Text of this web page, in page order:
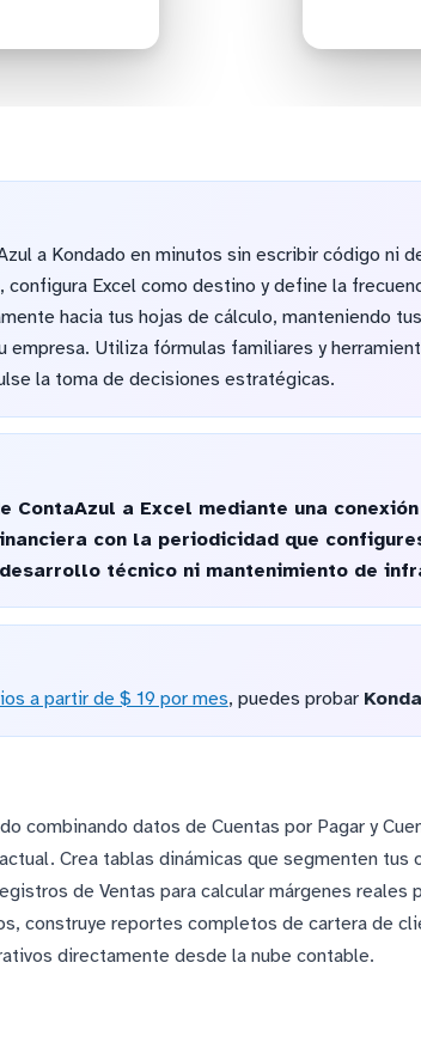
a Kondado en minutos sin escribir código ni
Excel como destino y define la
hacia tus hojas de cálculo, manteniendo
empresa. Utiliza fórmulas familiares y
la toma de decisiones estratégicas.
ContaAzul a Excel mediante una
con la periodicidad que
técnico ni mantenimiento de
a partir de $ 19 por mes, puedes probar
combinando datos de Cuentas por Pagar y
Crea tablas dinámicas que segmenten
de Ventas para calcular márgenes
construye reportes completos de cartera de
directamente desde la nube contable.